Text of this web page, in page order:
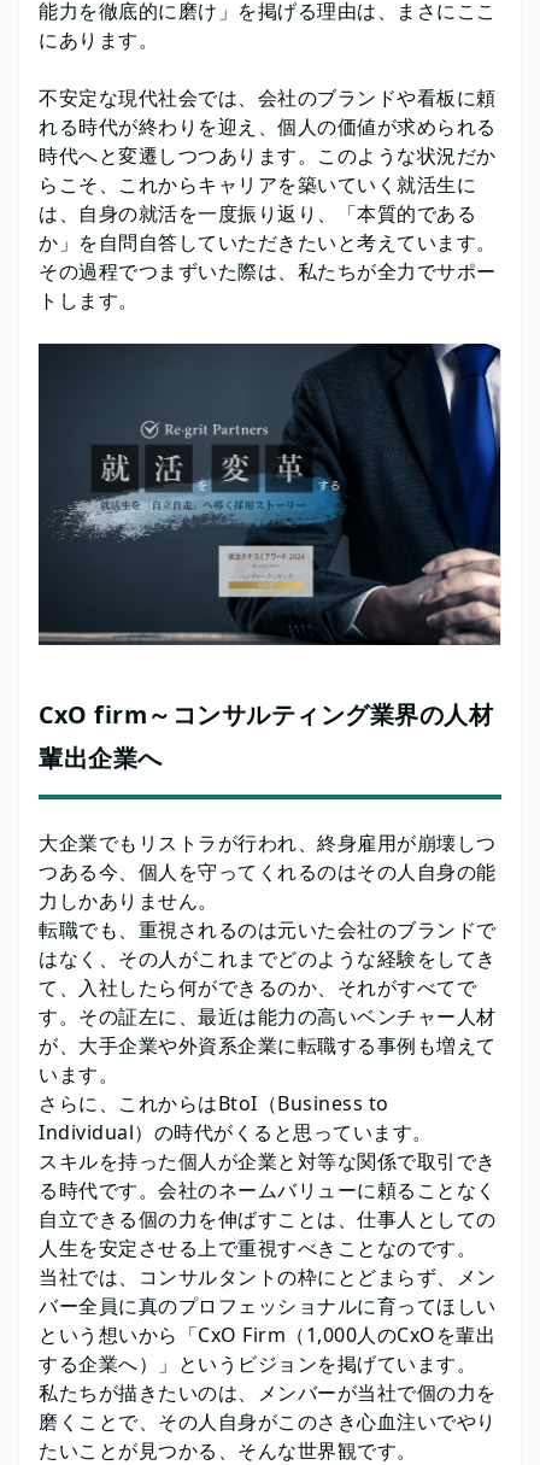
能力を徹底的に磨け」を掲げる理由は、まさにここ
にあります。
不安定な現代社会では、会社のブランドや看板に頼
れる時代が終わりを迎え、個人の価値が求められる
時代へと変遷しつつあります。このような状況だか
らこそ、これからキャリアを築いていく就活生に
は、自身の就活を一度振り返り、「本質的である
か」を自問自答していただきたいと考えています。
その過程でつまずいた際は、私たちが全力でサポー
トします。
CxO firm～コンサルティング業界の人材
輩出企業へ
大企業でもリストラが行われ、終身雇用が崩壊しつ
つある今、個人を守ってくれるのはその人自身の能
力しかありません。
転職でも、重視されるのは元いた会社のブランドで
はなく、その人がこれまでどのような経験をしてき
て、入社したら何ができるのか、それがすべてで
す。その証左に、最近は能力の高いベンチャー人材
が、大手企業や外資系企業に転職する事例も増えて
います。
さらに、これからはBtoI（Business to
Individual）の時代がくると思っています。
スキルを持った個人が企業と対等な関係で取引でき
る時代です。会社のネームバリューに頼ることなく
自立できる個の力を伸ばすことは、仕事人としての
人生を安定させる上で重視すべきことなのです。
当社では、コンサルタントの枠にとどまらず、メン
バー全員に真のプロフェッショナルに育ってほしい
という想いから「CxO Firm（1,000人のCxOを輩出
する企業へ）」というビジョンを掲げています。
私たちが描きたいのは、メンバーが当社で個の力を
磨くことで、その人自身がこのさき心血注いでやり
たいことが見つかる、そんな世界観です。